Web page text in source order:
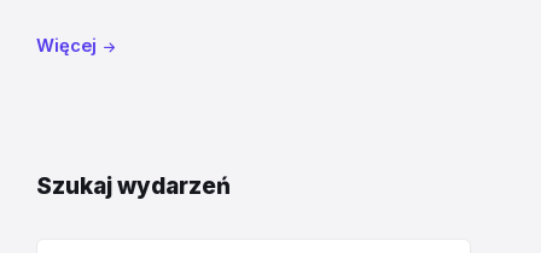
Więcej
Szukaj wydarzeń